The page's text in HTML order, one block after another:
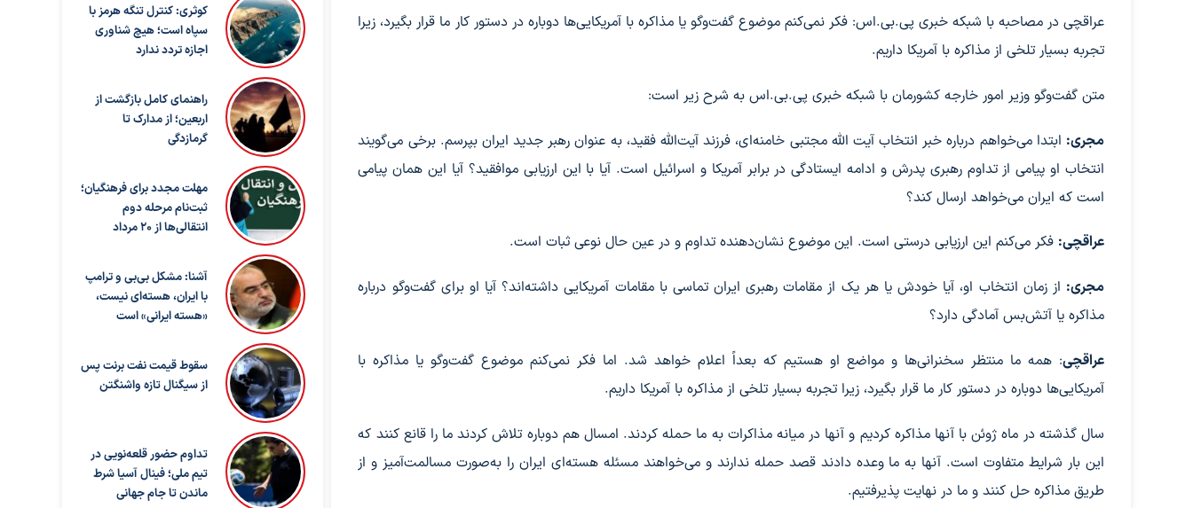
عراقچی در مصاحبه با شبکه خبری پی.بی.اس: فکر نمی‌کنم موضوع گفت‌وگو یا مذاکره با آمریکایی‌ها دوباره در دستور کار ما قرار بگیرد، زیرا
تجربه بسیار تلخی از مذاکره با آمریکا داریم.
متن گفت‌وگو وزیر امور خارجه کشورمان با شبکه خبری پی.بی.اس به شرح زیر است:
مجری: ابتدا می‌خواهم درباره خبر انتخاب آیت الله مجتبی خامنه‌ای، فرزند آیت‌الله فقید، به عنوان رهبر جدید ایران بپرسم. برخی می‌گویند
انتخاب او پیامی از تداوم رهبری پدرش و ادامه ایستادگی در برابر آمریکا و اسرائیل است. آیا با این ارزیابی موافقید؟ آیا این همان پیامی
است که ایران می‌خواهد ارسال کند؟
عراقچی: فکر می‌کنم این ارزیابی درستی است. این موضوع نشان‌دهنده تداوم و در عین حال نوعی ثبات است.
مجری: از زمان انتخاب او، آیا خودش یا هر یک از مقامات رهبری ایران تماسی با مقامات آمریکایی داشته‌اند؟ آیا او برای گفت‌وگو درباره
مذاکره یا آتش‌بس آمادگی دارد؟
عراقچی: همه ما منتظر سخنرانی‌ها و مواضع او هستیم که بعداً اعلام خواهد شد. اما فکر نمی‌کنم موضوع گفت‌وگو یا مذاکره با
آمریکایی‌ها دوباره در دستور کار ما قرار بگیرد، زیرا تجربه بسیار تلخی از مذاکره با آمریکا داریم.
سال گذشته در ماه ژوئن با آنها مذاکره کردیم و آنها در میانه مذاکرات به ما حمله کردند. امسال هم دوباره تلاش کردند ما را قانع کنند که
این بار شرایط متفاوت است. آنها به ما وعده دادند قصد حمله ندارند و می‌خواهند مسئله هسته‌ای ایران را به‌صورت مسالمت‌آمیز و از
طریق مذاکره حل کنند و ما در نهایت پذیرفتیم.
کوثری: کنترل تنگه هرمز با
سپاه است؛ هیچ شناوری
اجازه تردد ندارد
راهنمای کامل بازگشت از
اربعین؛ از مدارک تا
گرمازدگی
مهلت مجدد برای فرهنگیان؛
ثبت‌نام مرحله دوم
انتقالی‌ها از ۲۰ مرداد
آشنا: مشکل بی‌بی‌ و ترامپ
با ایران، هسته‌ای نیست،
«هسته ایرانی» است
سقوط قیمت نفت برنت پس
از سیگنال تازه واشنگتن
تداوم حضور قلعه‌نویی در
تیم ملی؛ فینال آسیا شرط
ماندن تا جام جهانی